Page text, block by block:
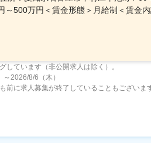
しています（非公開求人は除く）。
2026/8/6（木）
前に求人募集が終了していることもござい